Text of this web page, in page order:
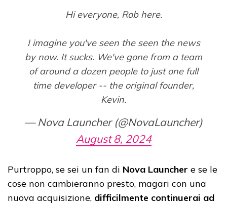
Hi everyone, Rob here.
I imagine you've seen the seen the news
by now. It sucks. We've gone from a team
of around a dozen people to just one full
time developer -- the original founder,
Kevin.
— Nova Launcher (@NovaLauncher)
August 8, 2024
Purtroppo, se sei un fan di Nova Launcher e se le
cose non cambieranno presto, magari con una
nuova acquisizione, difficilmente continuerai ad